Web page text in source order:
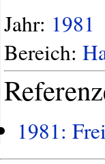
Jahr: 1981
Bereich:
1981: